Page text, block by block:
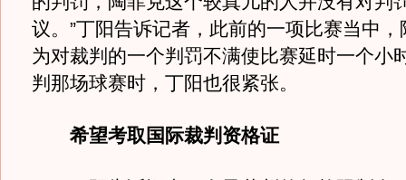
议。”丁阳告诉记者，此前的一项比赛当中
为对裁判的一个判罚不满使比赛延时一个小
判那场球赛时，丁阳也很紧张。
希望考取国际裁判资格证